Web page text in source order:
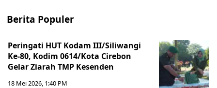
Berita Populer
Peringati HUT Kodam III/Siliwangi
Ke-80, Kodim 0614/Kota Cirebon
Gelar Ziarah TMP Kesenden
18 Mei 2026, 1:40 PM